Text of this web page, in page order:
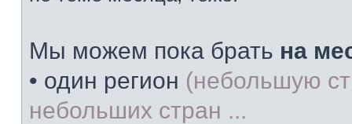
Мы можем пока брать на
• один регион (небольшую
небольших стран ...